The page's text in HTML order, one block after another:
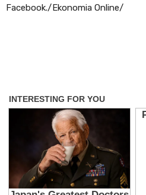
Facebook./Ekonomia Online/